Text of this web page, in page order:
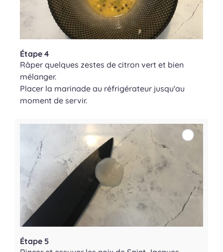
Étape 4
Râper quelques zestes de citron vert et bien
mélanger.
Placer la marinade au réfrigérateur jusqu'au
moment de servir.
Étape 5